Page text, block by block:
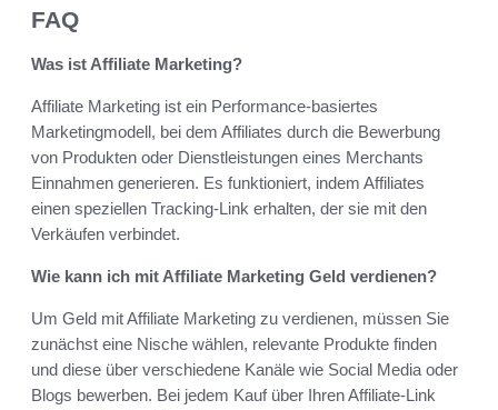
FAQ
Was ist Affiliate Marketing?
Affiliate Marketing ist ein Performance-basiertes
Marketingmodell, bei dem Affiliates durch die Bewerbung
von Produkten oder Dienstleistungen eines Merchants
Einnahmen generieren. Es funktioniert, indem Affiliates
einen speziellen Tracking-Link erhalten, der sie mit den
Verkäufen verbindet.
Wie kann ich mit Affiliate Marketing Geld verdienen?
Um Geld mit Affiliate Marketing zu verdienen, müssen Sie
zunächst eine Nische wählen, relevante Produkte finden
und diese über verschiedene Kanäle wie Social Media oder
Blogs bewerben. Bei jedem Kauf über Ihren Affiliate-Link